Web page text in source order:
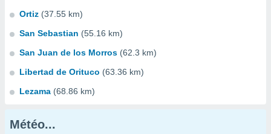
Ortiz (37.55 km)
San Sebastian (55.16 km)
San Juan de los Morros (62.3 km)
Libertad de Orituco (63.36 km)
Lezama (68.86 km)
Météo...